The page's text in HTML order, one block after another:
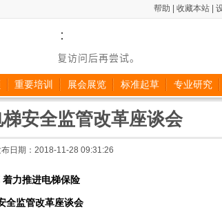
帮助 | 收藏本站
重要培训 展会展览 标准起草 专业研究
安全监管改革座谈会
日期：2018-11-28 09:31:26
力推进电梯保险
全监管改革座谈会